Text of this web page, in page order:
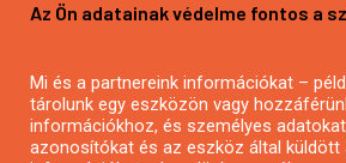
Mezőgazdasági pályázatírás
Pályázatírás civil szervezeteknek
Pályázatírás önkormányzatoknak
Pályázatfigyelés
Az Ön adatainak védelme fontos a
Mi és a partnereink információkat –
tárolunk egy eszközön vagy
információkhoz, és személyes
azonosítókat és az eszköz által küldött